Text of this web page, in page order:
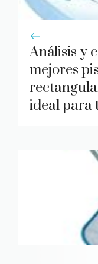
Análisis y
mejores
ideal para